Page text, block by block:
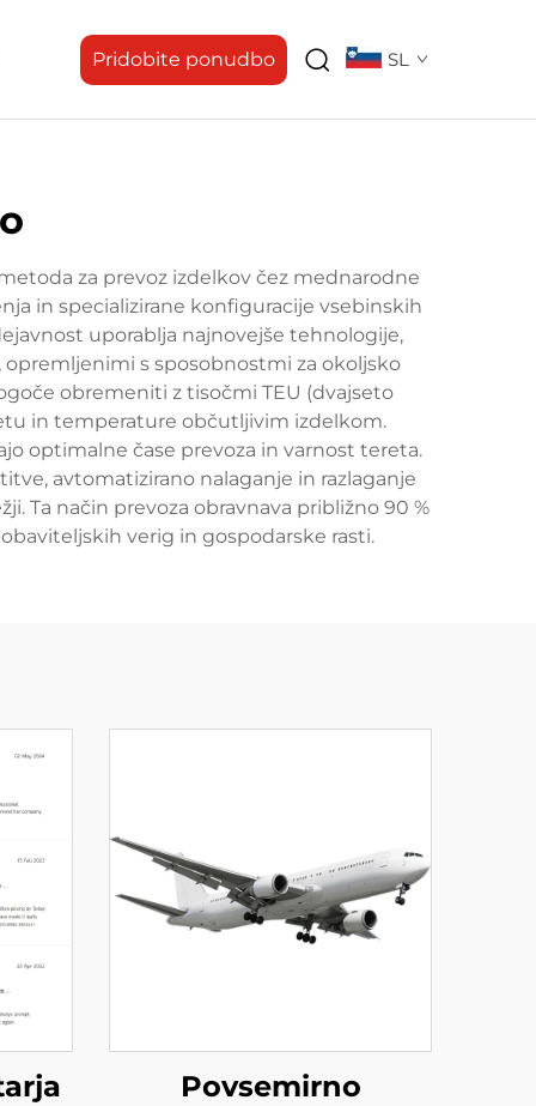
Pridobite ponudbo SL
za prevoz izdelkov čez mednarodne
in specializirane konfiguracije vsebinskih
uporablja najnovejše tehnologije,
s sposobnostmi za okoljsko
obremeniti z tisočmi TEU (dvajseto
in temperature občutljivim izdelkom.
optimalne čase prevoza in varnost tereta.
avtomatizirano nalaganje in razlaganje
Ta način prevoza obravnava približno 90 %
verig in gospodarske rasti.
Povsemirno